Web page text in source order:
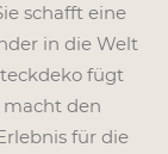
schafft eine
in die Welt
fügt
den
für die